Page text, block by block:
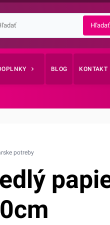
BLOG KONTAKT
potreby